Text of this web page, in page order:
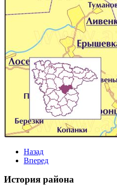
Назад
Вперед
История района